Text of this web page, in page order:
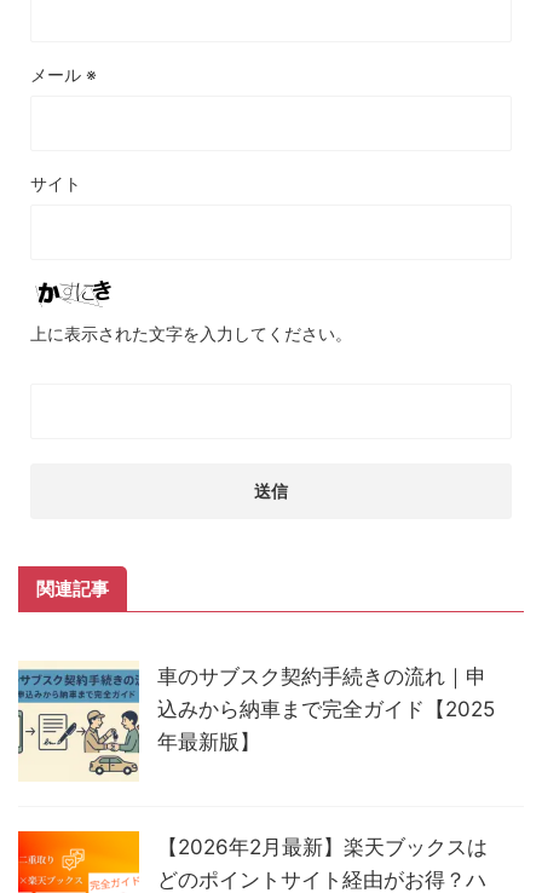
メール ※
サイト
上に表示された文字を入力してください。
関連記事
車のサブスク契約手続きの流れ｜申
込みから納車まで完全ガイド【2025
年最新版】
【2026年2月最新】楽天ブックスは
どのポイントサイト経由がお得？ハ